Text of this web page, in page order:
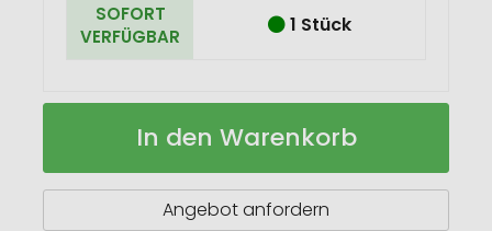
SOFORT
VERFÜGBAR
1 Stück
SCX.design
in-
Auf
In den Warenkorb
Angebot anfordern